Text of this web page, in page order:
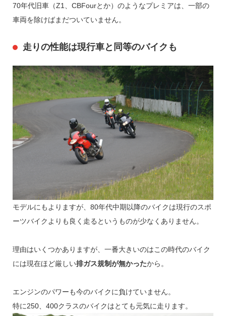
70年代旧車（Z1、CBFourとか）のようなプレミアは、一部の
車両を除けばまだついていません。
走りの性能は現行車と同等のバイクも
モデルにもよりますが、80年代中期以降のバイクは現行のスポ
ーツバイクよりも良く走るというものが少なくありません。
理由はいくつかありますが、一番大きいのはこの時代のバイク
には現在ほど厳しい排ガス規制が無かったから。
エンジンのパワーも今のバイクに負けていません。
特に250、400クラスのバイクはとても元気に走ります。